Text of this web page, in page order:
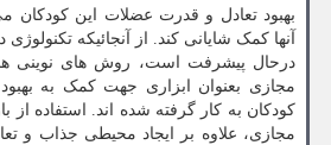
بهبود تعادل و قدرت عضلات این کودکان
آنها کمک شایانی کند. از آنجائیکه
درحال پیشرفت است، روش های نوینی
مجازی بعنوان ابزاری جهت کمک به
کودکان به کار گرفته شده اند. استفاده از
مجازی، علاوه بر ایجاد محیطی جذاب و